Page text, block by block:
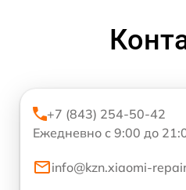
+7 (843) 254-50-42
Ежедневно с 9:00 до
info@kzn.xiaomi-